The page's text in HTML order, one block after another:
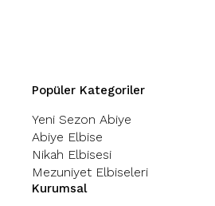
Popüler Kategoriler
Yeni Sezon Abiye
Abiye Elbise
Nikah Elbisesi
Mezuniyet Elbiseleri
Kurumsal